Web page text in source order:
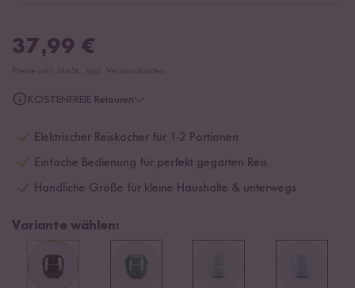
37,99 €
KOSTENFREIE Retouren
Elektrischer Reiskocher für 1-2 Portionen
Einfache Bedienung für perfekt gegarten Reis
Handliche Größe für kleine Haushalte & unterwegs
Variante wählen: